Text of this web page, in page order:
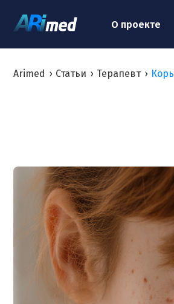
О проекте
Arimed › Статьи › Терапевт › Корь